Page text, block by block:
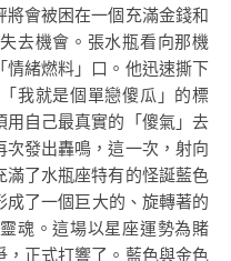
會被困在一個充滿金錢和
去機會。張水瓶看向那機
緒燃料」口。他迅速撕下
我就是個單戀傻瓜」的標
用自己最真實的「傻氣」去
發出轟鳴，這一次，射向
了水瓶座特有的怪誕藍色
了一個巨大的、旋轉著的
魂。這場以星座運勢為賭
正式打響了。藍色與金色